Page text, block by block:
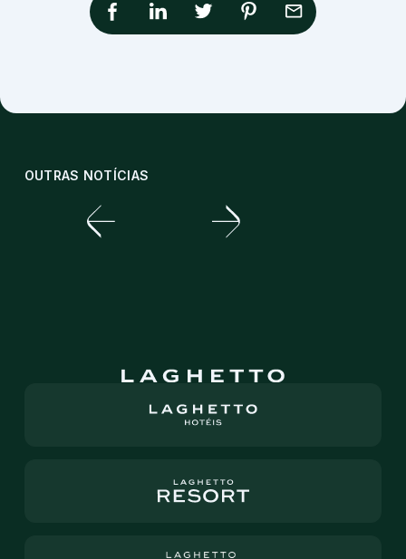
OUTRAS NOTÍCIAS